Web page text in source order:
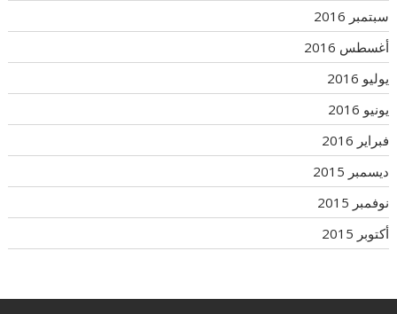
سبتمبر 2016
أغسطس 2016
يوليو 2016
يونيو 2016
فبراير 2016
ديسمبر 2015
نوفمبر 2015
أكتوبر 2015